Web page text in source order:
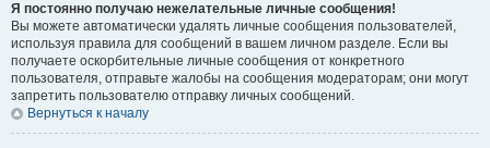
Я постоянно получаю нежелательные личные сообщения!
Вы можете автоматически удалять личные сообщения пользователей,
используя правила для сообщений в вашем личном разделе. Если вы
получаете оскорбительные личные сообщения от конкретного
пользователя, отправьте жалобы на сообщения модераторам; они могут
запретить пользователю отправку личных сообщений.
Вернуться к началу